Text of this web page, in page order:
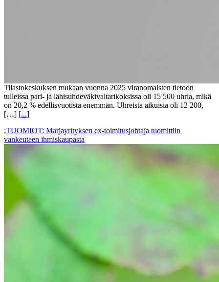
Tilastokeskuksen mukaan vuonna 2025 viranomaisten tietoon
tulleissa pari- ja lähisuhdeväkivaltarikoksissa oli 15 500 uhria, mikä
on 20,2 % edellisvuotista enemmän. Uhreista aikuisia oli 12 200,
[…] [...]
:TUOMIOT: Marjayrityksen ex-toimitusjohtaja tuomittiin
vankeuteen ihmiskaupasta